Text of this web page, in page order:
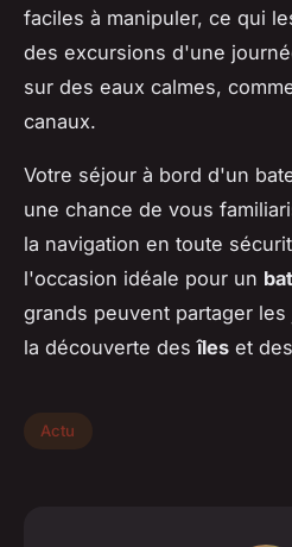
faciles à manipuler, ce qui
des excursions d'une
sur des eaux calmes,
canaux.
Votre séjour à bord d'un
une chance de vous
la navigation en toute
l'occasion idéale pour un
grands peuvent partager
la découverte desîles et
Actu